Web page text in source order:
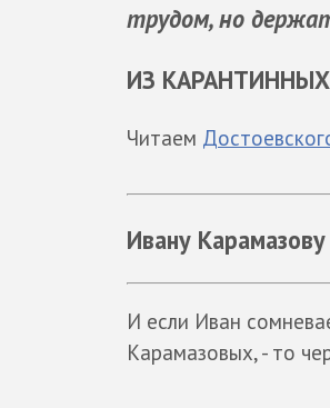
трудом, но
ИЗ
Читаем
Ивану
И если Иван
Карамазовых, - то